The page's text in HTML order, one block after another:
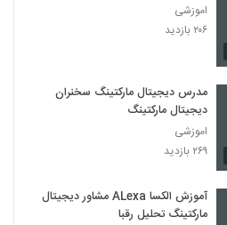
اموزشی
۲۰۶ بازدید
مدرس دیجیتال مارکتینگ سخنران
دیجیتال مارکتینگ
اموزشی
۲۶۹ بازدید
آموزش الکسا ALexa مشاور دیجیتال
مارکتینگ تحلیل رقبا